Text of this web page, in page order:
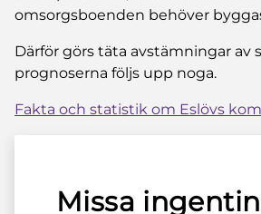
omsorgsboenden behöver
Därför görs täta avstämningar av
prognoserna följs upp noga.
Fakta och statistik om Eslövs
Missa